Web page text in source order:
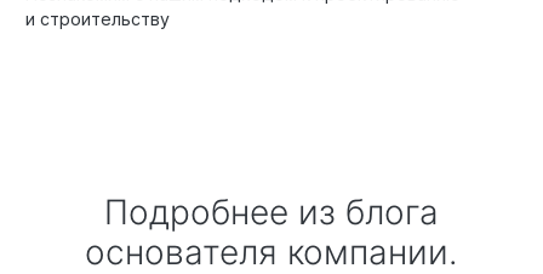
и строительству
Подробнее из блога
основателя компании.